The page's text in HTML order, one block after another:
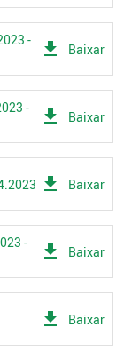
-
get_app Baixar
-
get_app Baixar
get_app Baixar
-
get_app Baixar
get_app Baixar